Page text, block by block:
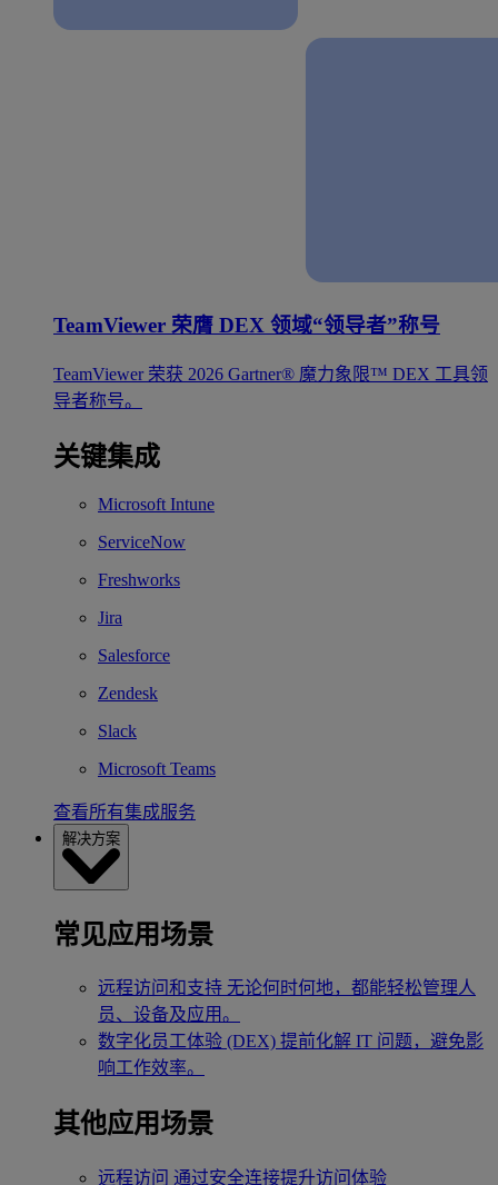
TeamViewer 荣膺 DEX 领域“领导者”称号
TeamViewer 荣获 2026 Gartner® 魔力象限™ DEX 工具领
导者称号。
关键集成
Microsoft Intune
ServiceNow
Freshworks
Jira
Salesforce
Zendesk
Slack
Microsoft Teams
查看所有集成服务
解决方案
常见应用场景
远程访问和支持 无论何时何地，都能轻松管理人
员、设备及应用。
数字化员工体验 (DEX) 提前化解 IT 问题，避免影
响工作效率。
其他应用场景
远程访问 通过安全连接提升访问体验